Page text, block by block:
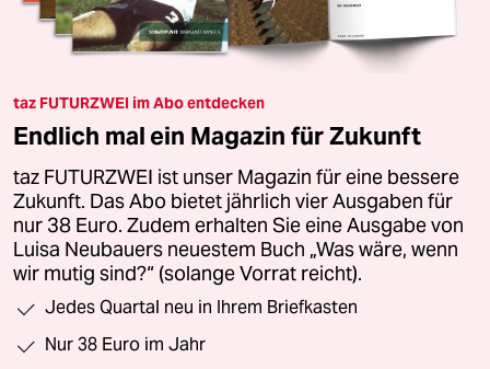
taz FUTURZWEI im Abo entdecken
Endlich mal ein Magazin für Zukunft
taz FUTURZWEI ist unser Magazin für eine bessere
Zukunft. Das Abo bietet jährlich vier Ausgaben für
nur 38 Euro. Zudem erhalten Sie eine Ausgabe von
Luisa Neubauers neuestem Buch „Was wäre, wenn
wir mutig sind?“ (solange Vorrat reicht).
Jedes Quartal neu in Ihrem Briefkasten
Nur 38 Euro im Jahr